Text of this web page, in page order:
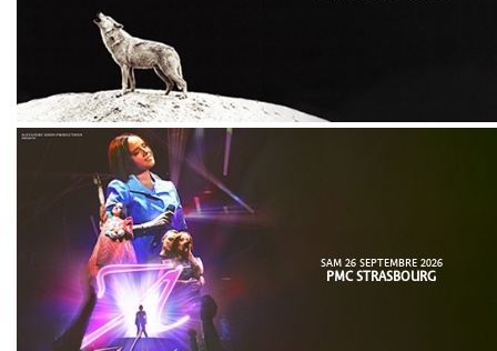
SAM 26 SEPTEMBRE 2026
PMC STRASBOURG